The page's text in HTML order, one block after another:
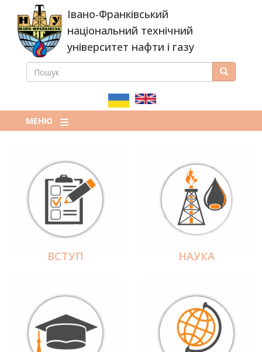
основного
вмісту
Івано-Франківський
національний технічний
університет нафти і газу
ПОШУКОВА
ПОШУК Пошук
МЕНЮ
ВСТУП НАУКА